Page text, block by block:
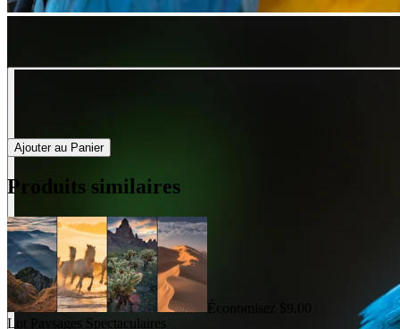
Ajouter au Panier
Produits similaires
Économisez $9.00
Lot Paysages Spectaculaires